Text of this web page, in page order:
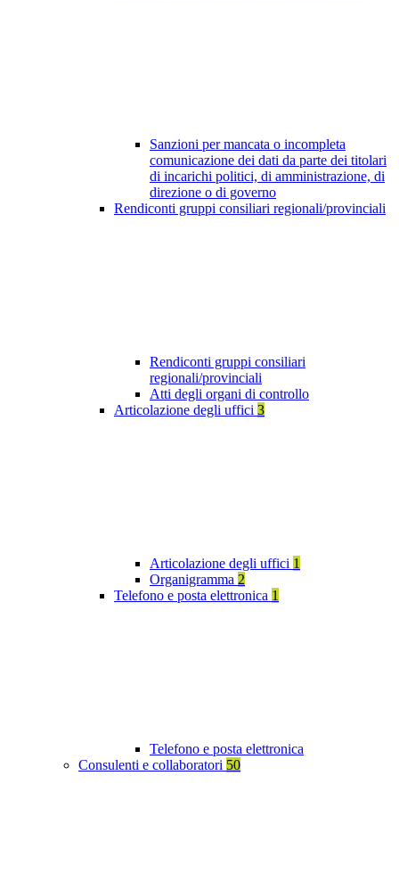
Sanzioni per mancata o incompleta
comunicazione dei dati da parte dei titolari
di incarichi politici, di amministrazione, di
direzione o di governo
Rendiconti gruppi consiliari regionali/provinciali
Rendiconti gruppi consiliari
regionali/provinciali
Atti degli organi di controllo
Articolazione degli uffici 3
Articolazione degli uffici 1
Organigramma 2
Telefono e posta elettronica 1
Telefono e posta elettronica
Consulenti e collaboratori 50